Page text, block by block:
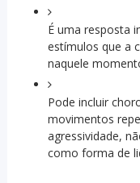
É uma resposta
estímulos que a
naquele
Pode incluir
movimentos
agressividade,
como forma de